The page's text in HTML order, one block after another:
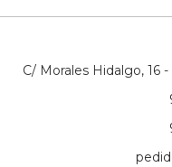
C/ Morales Hidalgo, 16